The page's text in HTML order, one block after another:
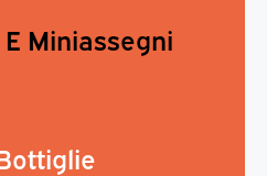
Miniassegni